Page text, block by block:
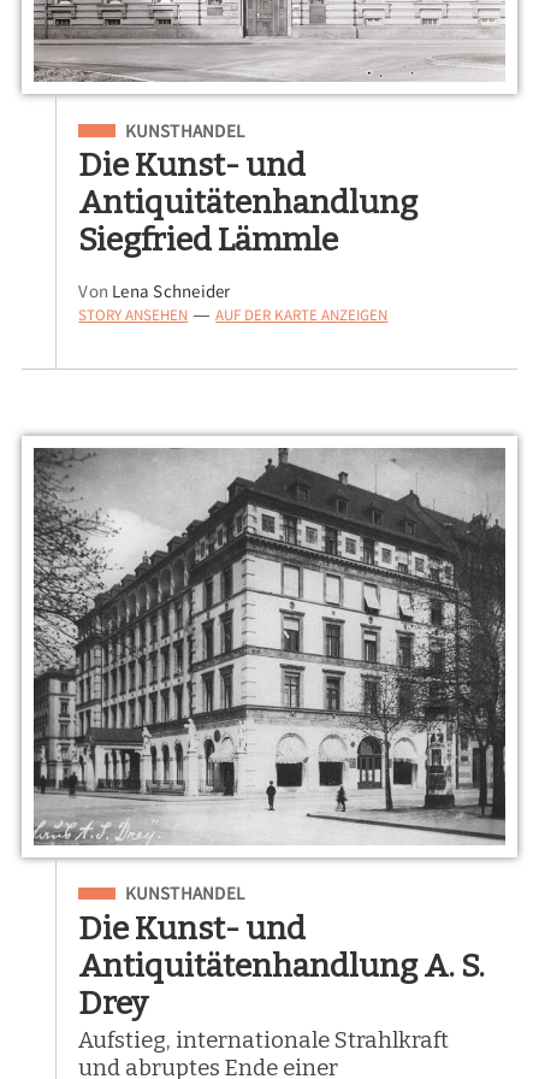
Eingeordnet unter
KUNSTHANDEL
Die Kunst- und
Antiquitätenhandlung
Siegfried Lämmle
Von Lena Schneider
STORY ANSEHEN — AUF DER KARTE ANZEIGEN
Eingeordnet unter
KUNSTHANDEL
Die Kunst- und
Antiquitätenhandlung A. S.
Drey
Aufstieg, internationale Strahlkraft
und abruptes Ende einer